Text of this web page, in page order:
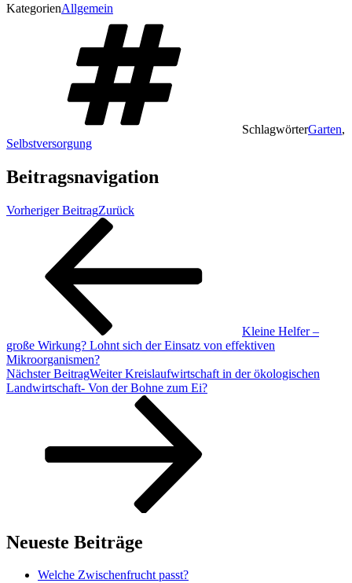
KategorienAllgemein
SchlagwörterGarten,
Selbstversorgung
Beitragsnavigation
Vorheriger BeitragZurück
Kleine Helfer –
große Wirkung? Lohnt sich der Einsatz von effektiven
Mikroorganismen?
Nächster BeitragWeiter Kreislaufwirtschaft in der ökologischen
Landwirtschaft- Von der Bohne zum Ei?
Neueste Beiträge
Welche Zwischenfrucht passt?